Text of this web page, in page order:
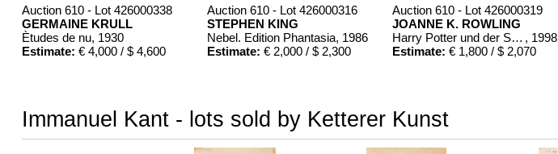
Auction 610 - Lot 426000338
GERMAINE KRULL
Ètudes de nu, 1930
Estimate: € 4,000 / $ 4,600
Auction 610 - Lot 426000316
STEPHEN KING
Nebel. Edition Phantasia, 1986
Estimate: € 2,000 / $ 2,300
Auction 610 - Lot 426000319
JOANNE K. ROWLING
Harry Potter und der Stein der Weisen. Harry Potter und die Kammer des Schreckens. Signiert. , 1998
Estimate: € 1,800 / $ 2,070
Immanuel Kant - lots sold by Ketterer Kunst